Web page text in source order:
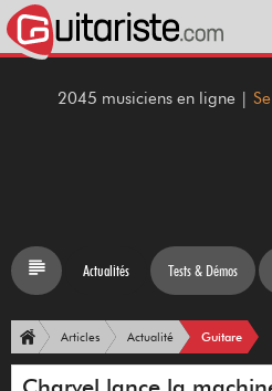
2045 musiciens en ligne |
Actualités Tests & Démos
Articles Actualité Guitare